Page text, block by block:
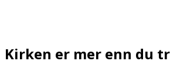
Kirken er mer enn du